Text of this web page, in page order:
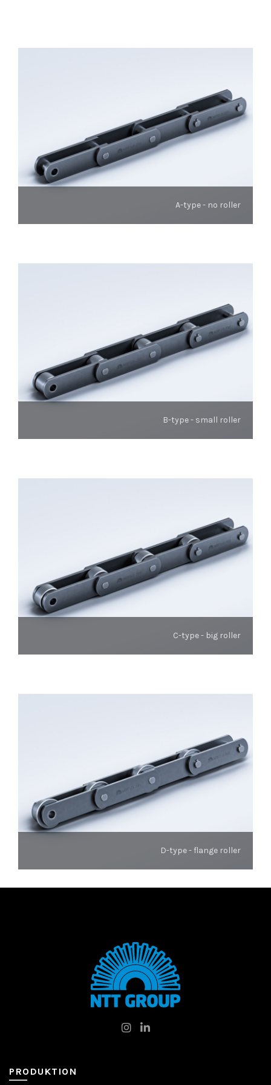
A-type - no roller
B-type - small roller
C-type - big roller
D-type - flange roller
PRODUKTION